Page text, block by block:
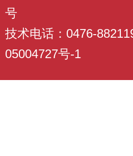
号
技术电话：0476-
05004727号-1